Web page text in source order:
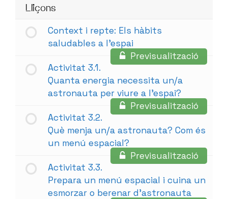
Lliçons
Context i repte: Els hàbits
saludables a l’espai
Previsualització
Activitat 3.1.
Quanta energia necessita un/a
astronauta per viure a l’espai?
Previsualització
Activitat 3.2.
Què menja un/a astronauta? Com és
un menú espacial?
Previsualització
Activitat 3.3.
Prepara un menú espacial i cuina un
esmorzar o berenar d’astronauta